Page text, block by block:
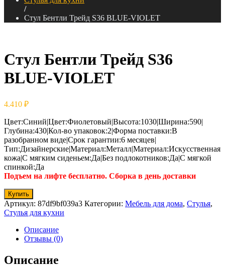
/
Стул Бентли Трейд S36 BLUE-VIOLET
Стул Бентли Трейд S36
BLUE-VIOLET
4.410 ₽
Цвет:Синий|Цвет:Фиолетовый|Высота:1030|Ширина:590|
Глубина:430|Кол-во упаковок:2|Форма поставки:В
разобранном виде|Срок гарантии:6 месяцев|
Тип:Дизайнерские|Материал:Металл|Материал:Искусственная
кожа|С мягким сиденьем:Да|Без подлокотников:Да|С мягкой
спинкой:Да
Подъем на лифте бесплатно. Сборка в день доставки
Купить
Артикул: 87df9bf039a3 Категории: Мебель для дома, Стулья,
Стулья для кухни
Описание
Отзывы (0)
Описание